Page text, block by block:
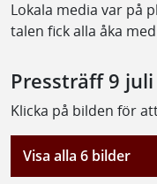
Lokala media var på
talen fick alla åka
Pressträff 9
Klicka på bilden för
Visa alla 6 bilder